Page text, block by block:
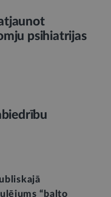
psihiatrijas
“balto